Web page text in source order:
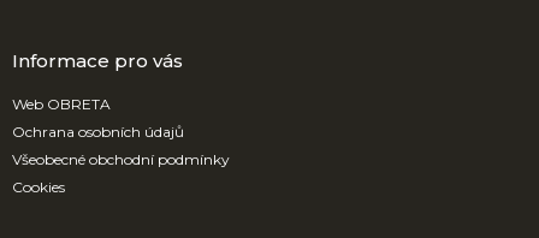
Informace pro vás
Web OBRETA
Ochrana osobních údajů
Všeobecné obchodní podmínky
Cookies